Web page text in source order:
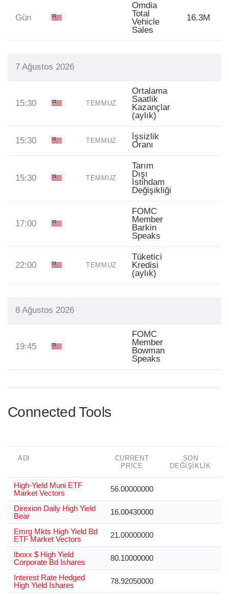
Gün
Omdia
Total
Vehicle
Sales
16.3M
7 Ağustos 2026
15:30 TEMMUZ
Ortalama
Saatlik
Kazançlar
(aylık)
15:30 TEMMUZ
İşsizlik
Oranı
15:30 TEMMUZ
Tarım
Dışı
İstihdam
Değişikliği
17:00
FOMC
Member
Barkin
Speaks
22:00 TEMMUZ
Tüketici
Kredisi
(aylık)
8 Ağustos 2026
19:45
FOMC
Member
Bowman
Speaks
Connected Tools
ADI
CURRENT
PRICE
SON
DEĞIŞIKLIK
High-Yield Muni ETF
Market Vectors
56.00000000
Direxion Daily High Yield
Bear
16.00430000
Emrg Mkts High Yield Bd
ETF Market Vectors
21.00000000
Iboxx $ High Yield
Corporate Bd Ishares
80.10000000
Interest Rate Hedged
High Yield Ishares
78.92050000